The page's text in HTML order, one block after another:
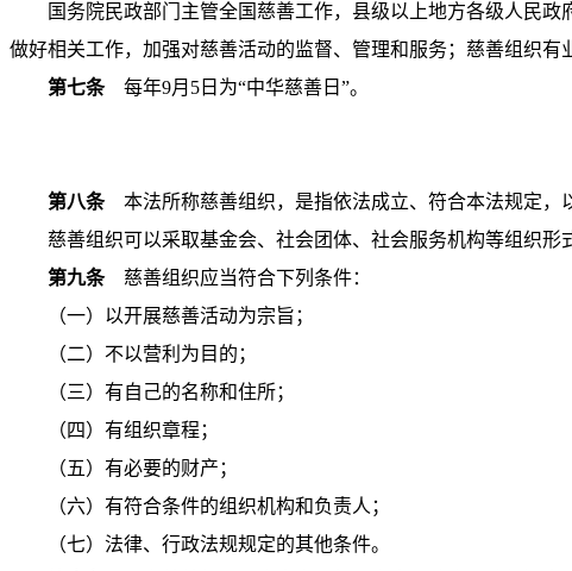
国务院民政部门主管全国慈善工作，县级以上地方各级人民
做好相关工作，加强对慈善活动的监督、管理和服务；慈善组织有
第七条每年9月5日为“中华慈善日”。
第八条本法所称慈善组织，是指依法成立、符合本法规定，
慈善组织可以采取基金会、社会团体、社会服务机构等组织形
第九条慈善组织应当符合下列条件：
（一）以开展慈善活动为宗旨；
（二）不以营利为目的；
（三）有自己的名称和住所；
（四）有组织章程；
（五）有必要的财产；
（六）有符合条件的组织机构和负责人；
（七）法律、行政法规规定的其他条件。